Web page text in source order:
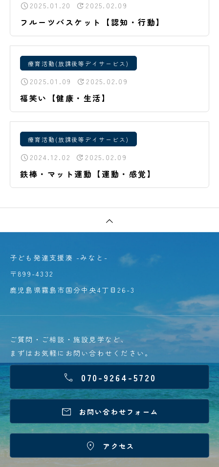
2025.01.20 2025.02.09
フルーツバスケット【認知・行動】
療育活動(放課後等デイサービス)
2025.01.09 2025.02.09
福笑い【健康・生活】
療育活動(放課後等デイサービス)
2024.12.02 2025.02.09
鉄棒・マット運動【運動・感覚】
子ども発達支援湊 -みなと-
〒899-4332
鹿児島県霧島市国分中央4丁目26-3
ご質問・ご相談・施設見学など、
まずはお気軽にお問い合わせください。
 070-9264-5720
 お問い合わせフォーム
 アクセス